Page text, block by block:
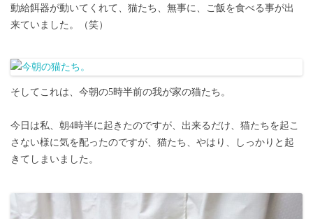
動給餌器が動いてくれて、猫たち、無事に、ご飯を食べる事が出
来ていました。（笑）
そしてこれは、今朝の5時半前の我が家の猫たち。
今日は私、朝4時半に起きたのですが、出来るだけ、猫たちを起こ
さない様に気を配ったのですが、猫たち、やはり、しっかりと起
きてしまいました。